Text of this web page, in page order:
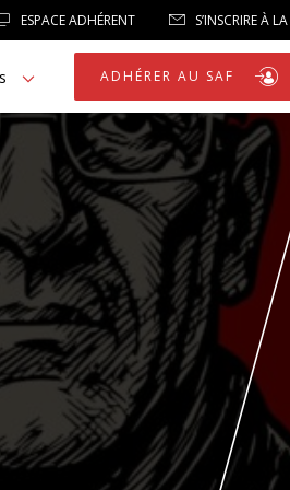
ESPACE ADHÉRENT S’INSCRIRE À
ADHÉRER AU SAF
JUSTICE
LIBERTÉS
LIBERTÉS PUBLIQUES
LOGEMENT
NOTRE HOMMAGE